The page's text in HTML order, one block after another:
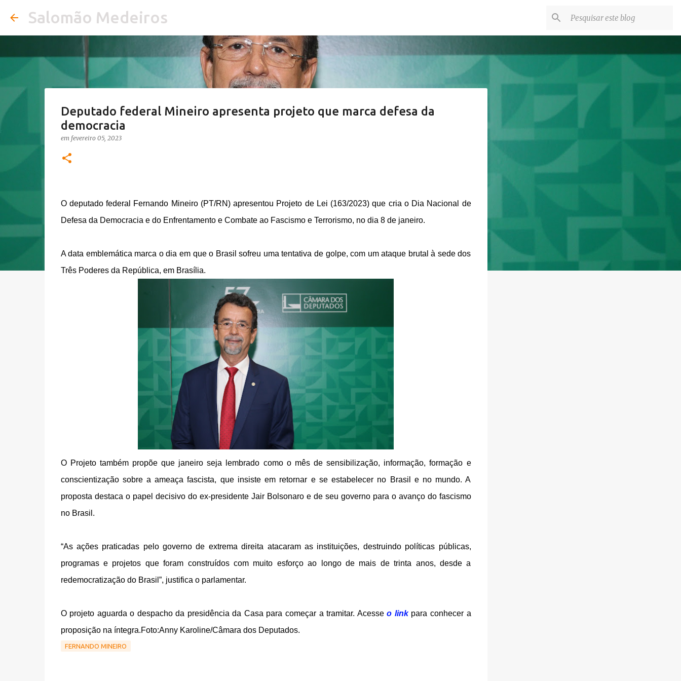
Salomão Medeiros
Deputado federal Mineiro apresenta projeto que marca defesa da
democracia
em fevereiro 05, 2023
O deputado federal Fernando Mineiro (PT/RN) apresentou Projeto de Lei (163/2023) que cria o Dia Nacional de
Defesa da Democracia e do Enfrentamento e Combate ao Fascismo e Terrorismo, no dia 8 de janeiro.
A data emblemática marca o dia em que o Brasil sofreu uma tentativa de golpe, com um ataque brutal à sede dos
Três Poderes da República, em Brasília.
O Projeto também propõe que janeiro seja lembrado como o mês de sensibilização, informação, formação e
conscientização sobre a ameaça fascista, que insiste em retornar e se estabelecer no Brasil e no mundo. A
proposta destaca o papel decisivo do ex-presidente Jair Bolsonaro e de seu governo para o avanço do fascismo
no Brasil.
“As ações praticadas pelo governo de extrema direita atacaram as instituições, destruindo políticas públicas,
programas e projetos que foram construídos com muito esforço ao longo de mais de trinta anos, desde a
redemocratização do Brasil”, justifica o parlamentar.
O projeto aguarda o despacho da presidência da Casa para começar a tramitar. Acesseo linkpara conhecer a
proposição na íntegra.Foto:Anny Karoline/Câmara dos Deputados.
FERNANDO MINEIRO